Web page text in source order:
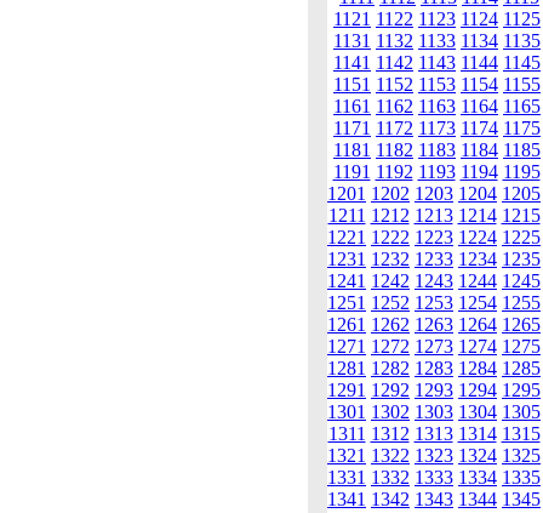
1121 1122 1123 1124 1125
1131 1132 1133 1134 1135
1141 1142 1143 1144 1145
1151 1152 1153 1154 1155
1161 1162 1163 1164 1165
1171 1172 1173 1174 1175
1181 1182 1183 1184 1185
1191 1192 1193 1194 1195
1201 1202 1203 1204 1205
1211 1212 1213 1214 1215
1221 1222 1223 1224 1225
1231 1232 1233 1234 1235
1241 1242 1243 1244 1245
1251 1252 1253 1254 1255
1261 1262 1263 1264 1265
1271 1272 1273 1274 1275
1281 1282 1283 1284 1285
1291 1292 1293 1294 1295
1301 1302 1303 1304 1305
1311 1312 1313 1314 1315
1321 1322 1323 1324 1325
1331 1332 1333 1334 1335
1341 1342 1343 1344 1345